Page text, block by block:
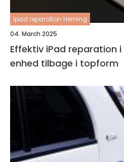
Ipad reparation Herning
04. March 2025
Effektiv iPad reparation i
enhed tilbage i topform